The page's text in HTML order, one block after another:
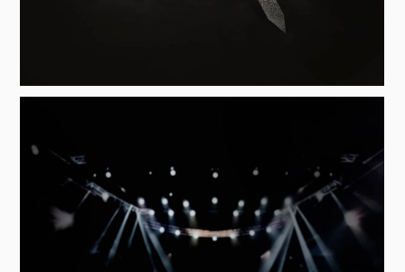
COPYRIGHT © ANA ÁVILA |
DISEÑO WEB: MARTA
YÉCORA
AVISO LEGAL POLÍTICA DE PRIVACIDAD |POLÍTICA